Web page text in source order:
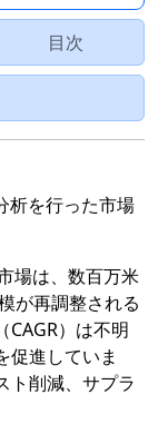
目次
析を行った市場
場は、数百万米
が再調整される
CAGR）は不明
促進していま
ト削減、サプラ